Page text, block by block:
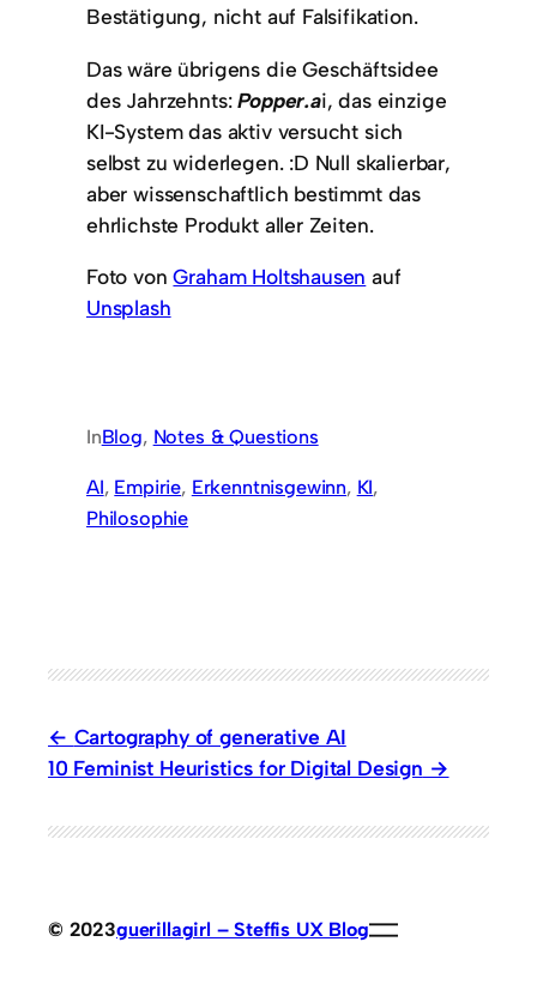
Bestätigung, nicht auf Falsifikation.
Das wäre übrigens die Geschäftsidee
des Jahrzehnts:Popper.ai, das einzige
KI-System das aktiv versucht sich
selbst zu widerlegen. :D Null skalierbar,
aber wissenschaftlich bestimmt das
ehrlichste Produkt aller Zeiten.
Foto vonGraham Holtshausen auf
Unsplash
InBlog, Notes & Questions
AI, Empirie, Erkenntnisgewinn, KI
Philosophie
Cartography of generative AI
10 Feminist Heuristics for Digital Design
© 2023guerillagirl – Steffis UX Blog